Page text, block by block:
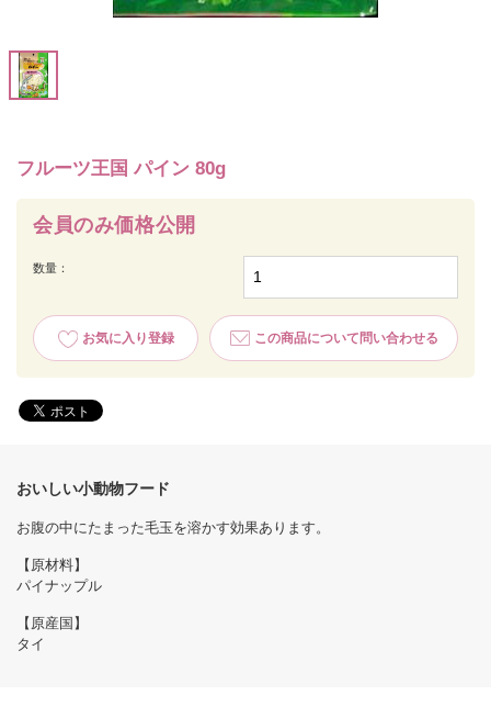
フルーツ王国 パイン 80g
会員のみ価格公開
数量：
お気に入り登録 この商品について問い合わせる
おいしい小動物フード
お腹の中にたまった毛玉を溶かす効果あります。
【原材料】
パイナップル
【原産国】
タイ